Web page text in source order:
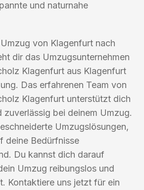
und naturnahe
von Klagenfurt nach
dir das Umzugsunternehmen
Klagenfurt aus Klagenfurt
Das erfahrenen Team von
Klagenfurt unterstützt dich
zuverlässig bei deinem Umzug.
Umzugslösungen,
deine Bedürfnisse
Du kannst dich darauf
Umzug reibungslos und
Kontaktiere uns jetzt für ein